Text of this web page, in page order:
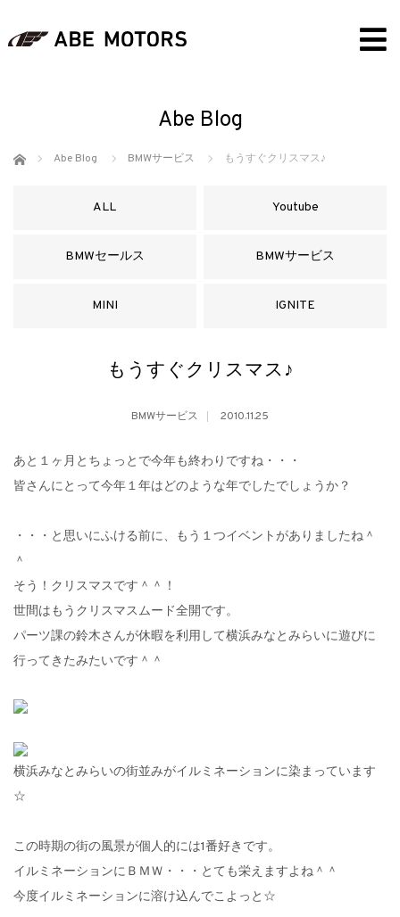
Abe Blog
ホーム Abe Blog BMWサービス もうすぐクリスマス♪
ALL Youtube
BMWセールス BMWサービス
MINI IGNITE
もうすぐクリスマス♪
BMWサービス 2010.11.25
あと１ヶ月とちょっとで今年も終わりですね・・・
皆さんにとって今年１年はどのような年でしたでしょうか？
・・・と思いにふける前に、もう１つイベントがありましたね＾
＾
そう！クリスマスです＾＾！
世間はもうクリスマスムード全開です。
パーツ課の鈴木さんが休暇を利用して横浜みなとみらいに遊びに
行ってきたみたいです＾＾
横浜みなとみらいの街並みがイルミネーションに染まっています
☆
この時期の街の風景が個人的には1番好きです。
イルミネーションにＢＭＷ・・・とても栄えますよね＾＾
今度イルミネーションに溶け込んでこよっと☆